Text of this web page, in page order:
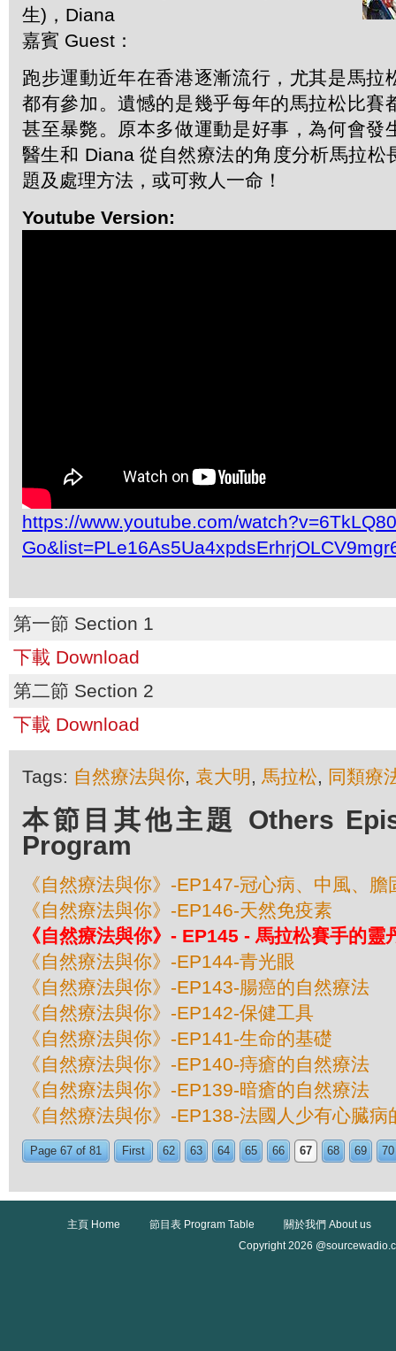
生)，Diana
嘉賓 Guest：
跑步運動近年在香港逐漸流行，尤其是馬拉
都有參加。遺憾的是幾乎每年的馬拉松比賽
甚至暴斃。原本多做運動是好事，為何會發
醫生和 Diana 從自然療法的角度分析馬拉松
題及處理方法，或可救人一命！
Youtube Version:
https://www.youtube.com/
第一節 Section 1
下載 Download
第二節 Section 2
下載 Download
Tags: 自然療法與你, 袁大明 , 馬拉松, 同類療
本節目其他主題 Others
Program
《自然療法與你》-EP147-冠心病、中風、
《自然療法與你》-EP146-天然免疫素
《自然療法與你》- EP145 - 馬拉松賽手的靈
《自然療法與你》-EP144-青光眼
《自然療法與你》-EP143-腸癌的自然療法
《自然療法與你》-EP142-保健工具
《自然療法與你》-EP141-生命的基礎
《自然療法與你》-EP140-痔瘡的自然療法
《自然療法與你》-EP139-暗瘡的自然療法
《自然療法與你》-EP138-法國人少有心臓病
Page 67 of 81 First 62 63 64 65 66 67 68 69 70
主頁 Home 節目表 Program Table
關於我們 About us
Copyright 2026